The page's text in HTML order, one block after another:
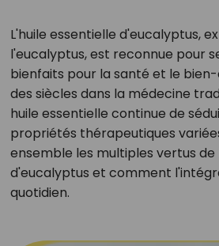
L'huile essentielle d'eucalyptus,
l'eucalyptus, est reconnue pour
bienfaits pour la santé et le
des siècles dans la médecine
huile essentielle continue de
propriétés thérapeutiques
ensemble les multiples vertus de
d'eucalyptus et comment
quotidien.